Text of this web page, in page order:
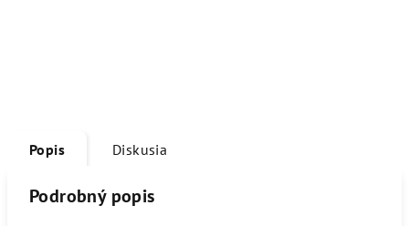
Popis Diskusia
Podrobný popis